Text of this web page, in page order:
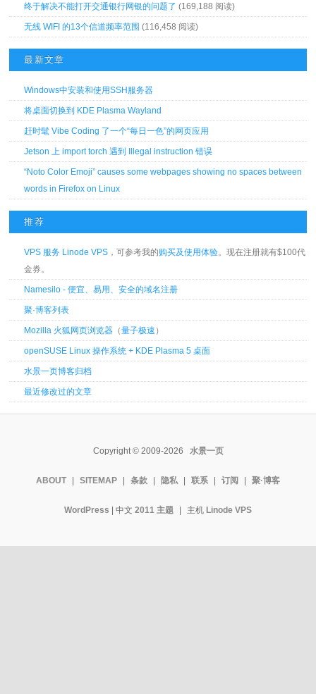
终于解决不能打开交通银行网银的问题了 (169,188 阅读)
无线 WIFI 的13个信道频率范围 (116,458 阅读)
最新文章
Windows中安装和使用SSH服务器
将桌面切换到 KDE Plasma Wayland
赶时髦 Vibe Coding 了一个“每日一色”的网页应用
Jetson 上 import torch 遇到 Illegal instruction 错误
“Noto Color Emoji” causes some webpages showing no spaces between
words in Firefox on Linux
推荐
VPS 服务 Linode VPS ，可参考我的购买及使用体验。现在注册就有$100代
金券。
Namesilo - 便宜、易用、安全的域名注册
聚·博客列表
Mozilla 火狐网页浏览器 （量子极速 ）
openSUSE Linux 操作系统 + KDE Plasma 5 桌面
水景一页博客归档
最近修改过的文章
Copyright © 2009-2026 水景一页
ABOUT | SITEMAP | 条款 | 隐私 | 联系 | 订阅 | 聚·博客
WordPress | 中文 2011 主题 | 主机 Linode VPS